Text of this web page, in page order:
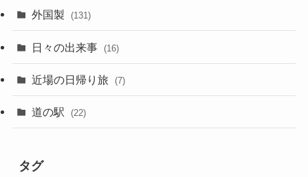
外国製 (131)
日々の出来事 (16)
近場の日帰り旅 (7)
道の駅 (22)
タグ